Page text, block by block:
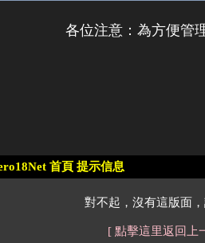
各位注意：為方便管
首頁 提示信息
對不起，沒有這版面，
[ 點擊這里返回上